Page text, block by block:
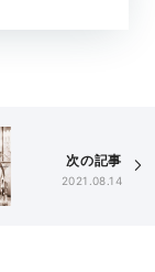
次の記事
2021.08.14